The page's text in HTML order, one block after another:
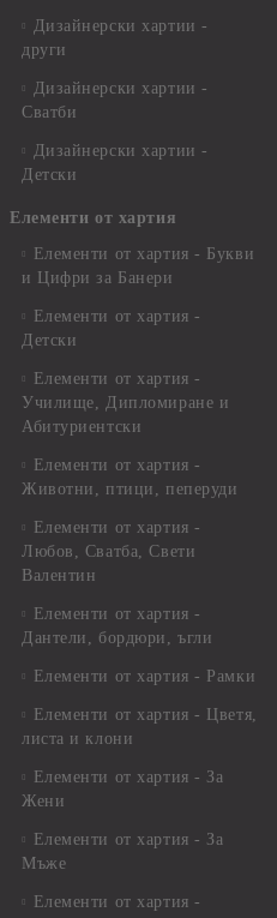
Дизайнерски хартии -
други
Дизайнерски хартии -
Сватби
Дизайнерски хартии -
Детски
Елементи от хартия
Елементи от хартия - Букви
и Цифри за Банери
Елементи от хартия -
Детски
Елементи от хартия -
Училище, Дипломиране и
Абитуриентски
Елементи от хартия -
Животни, птици, пеперуди
Елементи от хартия -
Любов, Сватба, Свети
Валентин
Елементи от хартия -
Дантели, бордюри, ъгли
Елементи от хартия - Рамки
Елементи от хартия - Цветя,
листа и клони
Елементи от хартия - За
Жени
Елементи от хартия - За
Мъже
Елементи от хартия -